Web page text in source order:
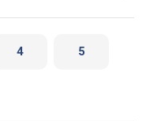
4 5